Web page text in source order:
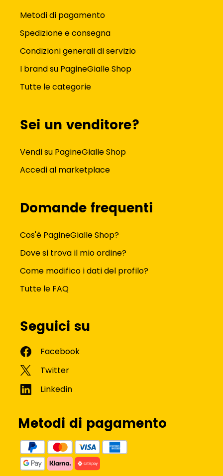
Metodi di pagamento
Spedizione e consegna
Condizioni generali di servizio
I brand su PagineGialle Shop
Tutte le categorie
Sei un venditore?
Vendi su PagineGialle Shop
Accedi al marketplace
Domande frequenti
Cos'è PagineGialle Shop?
Dove si trova il mio ordine?
Come modifico i dati del profilo?
Tutte le FAQ
Seguici su
Metodi di pagamento